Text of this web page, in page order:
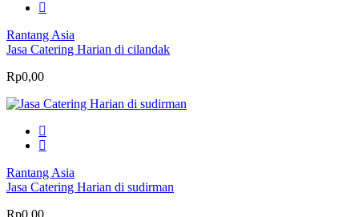
Rantang Asia
Jasa Catering Harian di cilandak
Rp0,00
Rantang Asia
Jasa Catering Harian di sudirman
Rp0,00